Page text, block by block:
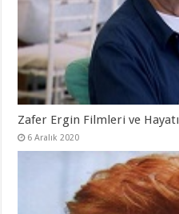
Zafer Ergin Filmleri ve Hayatı
6 Aralık 2020